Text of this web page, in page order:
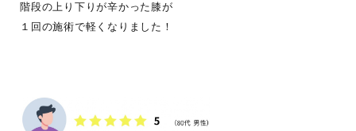
階段の上り下りが辛かった膝が
１回の施術で軽くなりました！